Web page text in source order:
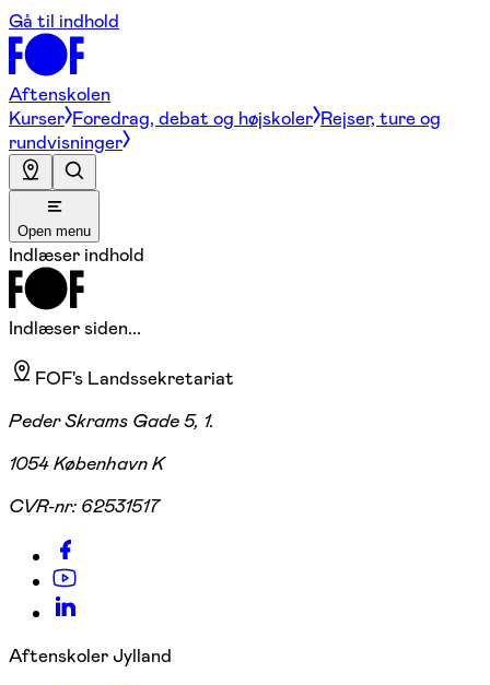
Gå til indhold
Aftenskolen
Kurser Foredrag, debat og højskoler Rejser, ture og
rundvisninger
Open menu
Indlæser indhold
Indlæser siden...
FOF's Landssekretariat
Peder Skrams Gade 5, 1.
1054 København K
CVR-nr: 62531517
Aftenskoler Jylland